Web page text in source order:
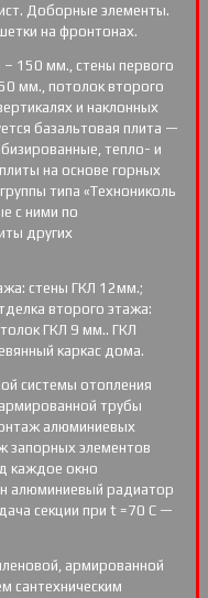
Доборные элементы.
на фронтонах.
150 мм., стены первого
мм., потолок второго
и наклонных
базальтовая плита —
тепло- и
на основе горных
типа «Технониколь
с ними по
других
стены ГКЛ 12мм.;
второго этажа:
ГКЛ 9 мм.. ГКЛ
каркас дома.
системы отопления
трубы
алюминиевых
запорных элементов
каждое окно
алюминиевый радиатор
секции при t =70 С —
армированной
сантехническим